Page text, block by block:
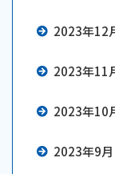
2023年12
2023年11
2023年10
2023年9